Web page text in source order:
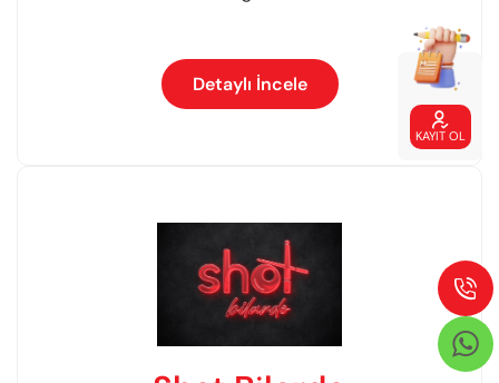

KAYIT OL
Detaylı İncele

